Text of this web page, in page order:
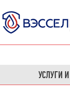
УСЛУГИ